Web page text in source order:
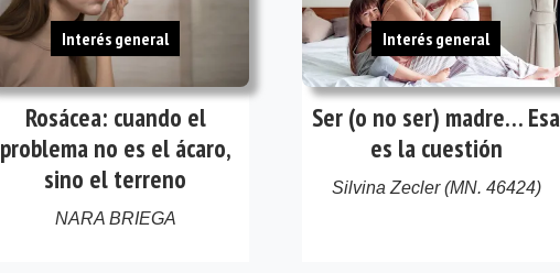
Rosácea: cuando el
problema no es el ácaro,
sino el terreno
NARA BRIEGA
Interés general
Ser (o no ser) madre… Esa
es la cuestión
Silvina Zecler (MN. 46424)
Interés general